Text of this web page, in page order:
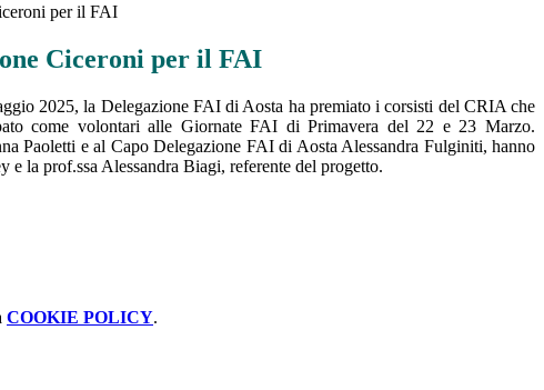
per il FAI
Ciceroni per il FAI
2025, la Delegazione FAI di Aosta ha premiato i corsisti del CRIA che
come volontari alle Giornate FAI di Primavera del 22 e 23 Marzo.
Paoletti e al Capo Delegazione FAI di Aosta Alessandra Fulginiti, hanno
la prof.ssa Alessandra Biagi, referente del progetto.
COOKIE POLICY.